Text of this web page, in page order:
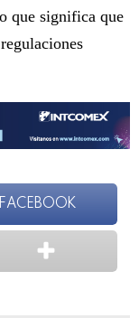
que significa que
FACEBOOK